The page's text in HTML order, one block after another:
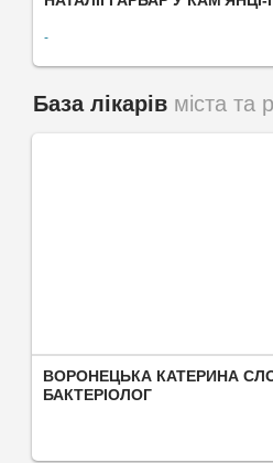
-
База лікарів міста та
ВОРОНЕЦЬКА КАТЕРИНА
БАКТЕРІОЛОГ